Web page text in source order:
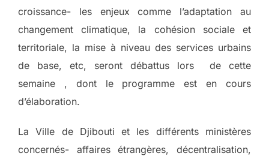
croissance- les enjeux comme l’adaptation au
changement climatique, la cohésion sociale et
territoriale, la mise à niveau des services urbains
de base, etc, seront débattus lors de cette
semaine , dont le programme est en cours
d’élaboration.
La Ville de Djibouti et les différents ministères
concernés- affaires étrangères, décentralisation,